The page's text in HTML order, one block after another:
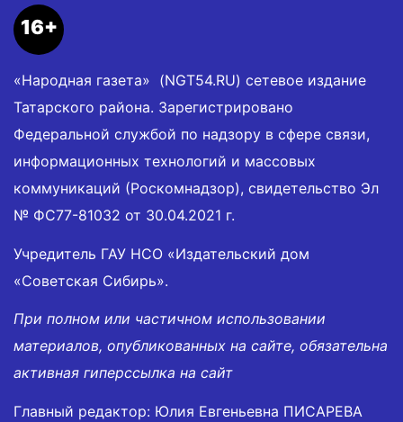
16+
«Народная газета» (NGT54.RU) сетевое издание
Татарского района. Зарегистрировано
Федеральной службой по надзору в сфере связи,
информационных технологий и массовых
коммуникаций (Роскомнадзор), свидетельство Эл
№ ФС77-81032 от 30.04.2021 г.
Учредитель ГАУ НСО «Издательский дом
«Советская Сибирь».
При полном или частичном использовании
материалов, опубликованных на сайте, обязательна
активная гиперссылка на сайт
Главный редактор: Юлия Евгеньевна ПИСАРЕВА